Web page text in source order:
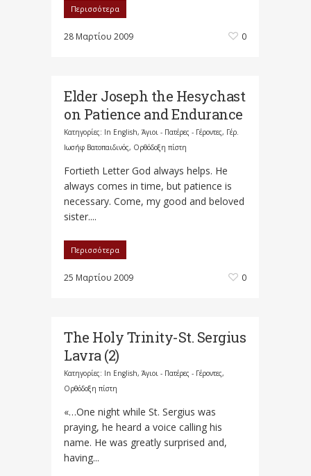
Περισσότερα
28 Μαρτίου 2009 0
Elder Joseph the Hesychast
on Patience and Endurance
Κατηγορίες: In English, Άγιοι - Πατέρες - Γέροντες, Γέρ.
Ιωσήφ Βατοπαιδινός, Ορθόδοξη πίστη
Fortieth Letter God always helps. He
always comes in time, but patience is
necessary. Come, my good and beloved
sister....
Περισσότερα
25 Μαρτίου 2009 0
The Holy Trinity-St. Sergius
Lavra (2)
Κατηγορίες: In English, Άγιοι - Πατέρες - Γέροντες,
Ορθόδοξη πίστη
«…One night while St. Sergius was
praying, he heard a voice calling his
name. He was greatly surprised and,
having...